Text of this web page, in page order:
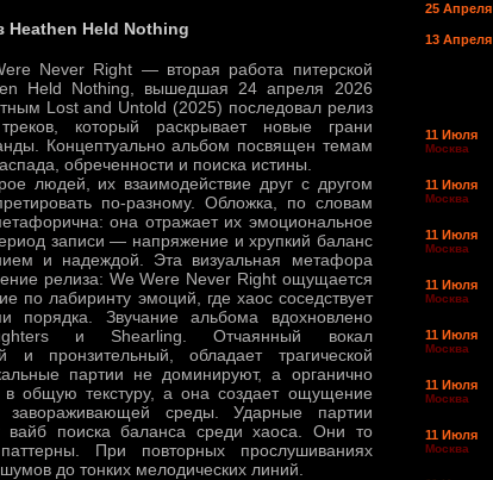
Heathen Held Nothing
Never Right — вторая работа питерской
Held Nothing, вышедшая 24 апреля 2026
Lost and Untold (2025) последовал релиз
который раскрывает новые грани
Концептуально альбом посвящен темам
обреченности и поиска истины.
людей, их взаимодействие друг с другом
по-разному. Обложка, по словам
она отражает их эмоциональное
записи — напряжение и хрупкий баланс
и надеждой. Эта визуальная метафора
релиза: We Were Never Right ощущается
по лабиринту эмоций, где хаос соседствует
порядка. Звучание альбома вдохновлено
и Shearling. Отчаянный вокал
и пронзительный, обладает трагической
партии не доминируют, а органично
в общую текстуру, а она создает ощущение
среды. Ударные партии
вайб поиска баланса среди хаоса. Они то
При повторных прослушиваниях
до тонких мелодических линий.
25 Апреля
13 Апреля
11 Июля
Москва
11 Июля
Москва
11 Июля
Москва
11 Июля
Москва
11 Июля
Москва
11 Июля
Москва
11 Июля
Москва